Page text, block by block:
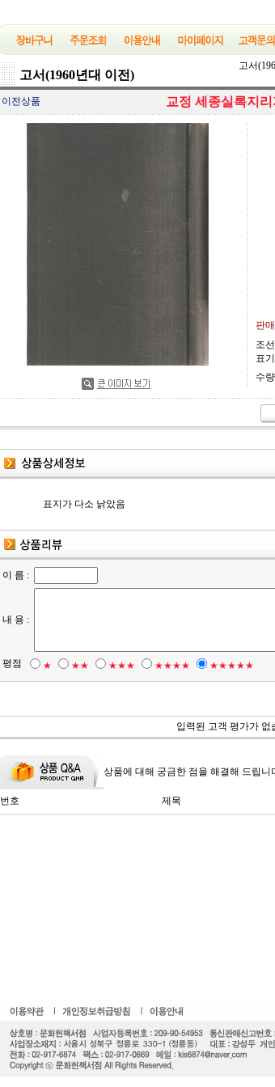
고서(1960년대 이전)
고서
이전상품
교정 세종실록지리
판
조
표기
수
표지가 다소 낡았음
이 름 :
내 용 :
평점 ★ ★★ ★★★ ★★★★ ★★★★★
입력된 고객 평가가 없
상품에 대해 궁금한 점을 해결해 드립니
번호 제목